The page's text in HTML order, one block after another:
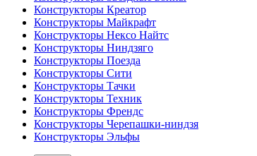
Конструкторы Креатор
Конструкторы Майкрафт
Конструкторы Нексо Найтс
Конструкторы Ниндзяго
Конструкторы Поезда
Конструкторы Сити
Конструкторы Тачки
Конструкторы Техник
Конструкторы Френдс
Конструкторы Черепашки-ниндзя
Конструкторы Эльфы